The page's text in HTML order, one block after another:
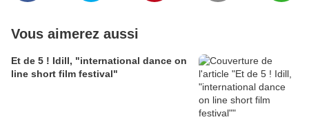
Vous aimerez aussi
Et de 5 ! Idill, "international dance on
line short film festival"